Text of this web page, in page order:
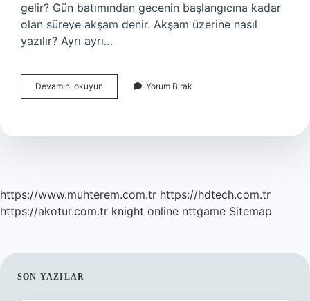
gelir? Gün batımından gecenin başlangıcına kadar
olan süreye akşam denir. Akşam üzerine nasıl
yazılır? Ayrı ayrı…
Devamını okuyun Akşamüstü
Mü
Yorum Bırak
https://www.muhterem.com.tr https://hdtech.com.tr
https://akotur.com.tr knight online nttgame Sitemap
SIDEBAR
SON YAZILAR